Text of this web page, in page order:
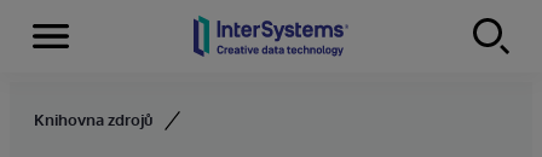
Skip to content
Menu
Knihovna zdrojů